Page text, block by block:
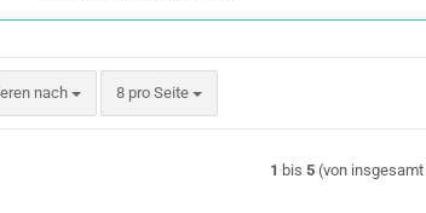
nach
nach 8 pro Seite
pro Seite
1 bis 5(von insgesamt